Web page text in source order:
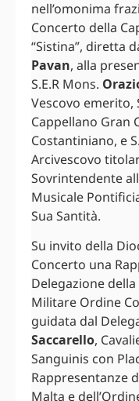
nell’omonima
Concerto della
“Sistina”, diretta
Pavan, alla
S.E.R Mons.
Vescovo emerito,
Cappellano Gran
Costantiniano, e
Arcivescovo
Sovrintendente
Musicale
Sua Santità.
Su invito della
Concerto una
Delegazione della
Militare Ordine
guidata dal
Saccarello,
Sanguinis con
Rappresentanze
Malta e